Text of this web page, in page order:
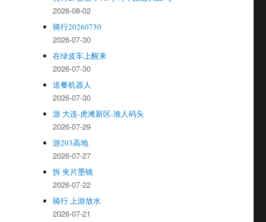
2026-08-02
骑行20260730
2026-07-30
在绿皮车上醒来
2026-07-30
送餐机器人
2026-07-30
游 大连-虎滩新区-渔人码头
2026-07-29
游203高地
2026-07-27
拆 夹片墨镜
2026-07-22
骑行 上游放水
2026-07-21